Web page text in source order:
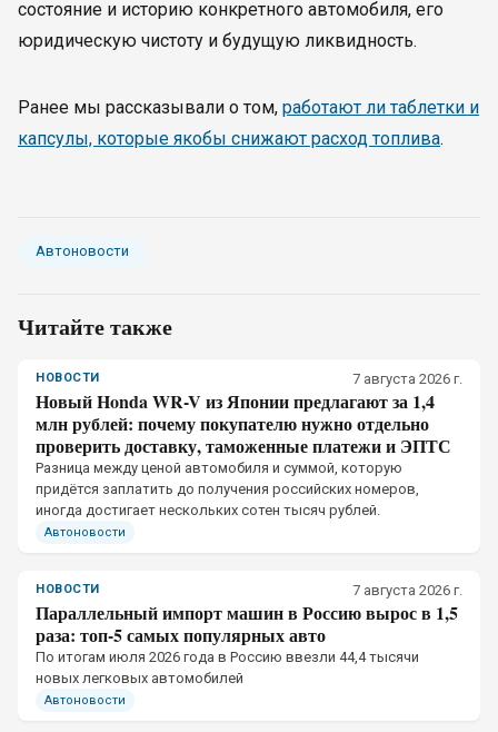
состояние и историю конкретного автомобиля, его
юридическую чистоту и будущую ликвидность.
Ранее мы рассказывали о том, работают ли таблетки и
капсулы, которые якобы снижают расход топлива.
Автоновости
Читайте также
НОВОСТИ 7 августа 2026 г.
Новый Honda WR-V из Японии предлагают за 1,4
млн рублей: почему покупателю нужно отдельно
проверить доставку, таможенные платежи и ЭПТС
Разница между ценой автомобиля и суммой, которую
придётся заплатить до получения российских номеров,
иногда достигает нескольких сотен тысяч рублей.
Автоновости
НОВОСТИ 7 августа 2026 г.
Параллельный импорт машин в Россию вырос в 1,5
раза: топ-5 самых популярных авто
По итогам июля 2026 года в Россию ввезли 44,4 тысячи
новых легковых автомобилей
Автоновости